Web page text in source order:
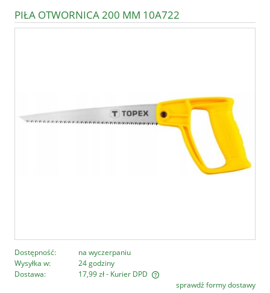
PIŁA OTWORNICA 200 MM 10A722
Dostępność:
na wyczerpaniu
Wysyłka w:
24 godziny
Dostawa:
17,99 zł- Kurier DPD
Cena nie zawiera ewentualnych kosztów płatnościsprawdź formy dostawy